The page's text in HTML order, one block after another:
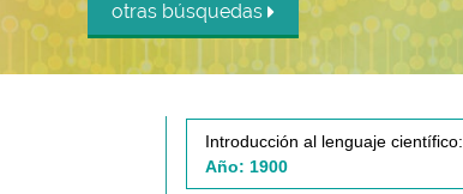
otras búsquedas
Introducción al lenguaje científico:
Año: 1900